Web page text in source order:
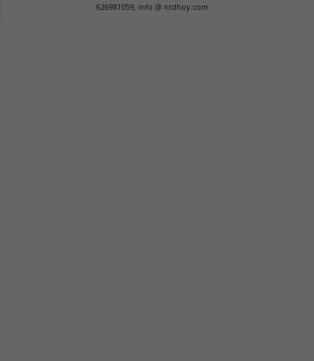
626981059, info @ ntdhoy.com